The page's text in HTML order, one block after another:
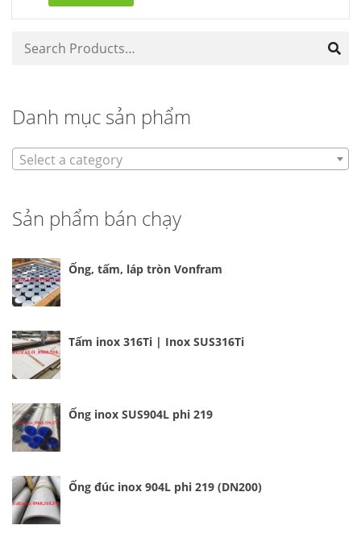
Danh mục sản phẩm
Select a category
Sản phẩm bán chạy
Ống, tấm, láp tròn Vonfram
Tấm inox 316Ti | Inox SUS316Ti
Ống inox SUS904L phi 219
Ống đúc inox 904L phi 219 (DN200)